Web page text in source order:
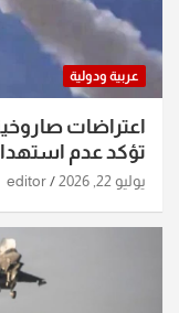
عربية ودولية
اعتراضات
تؤكد عدم
يوليو 22, 2026 editor